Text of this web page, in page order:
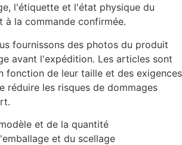
l'étiquette et l'état physique du
la commande confirmée.
fournissons des photos du produit
avant l'expédition. Les articles sont
fonction de leur taille et des exigences
réduire les risques de dommages
et de la quantité
et du scellage